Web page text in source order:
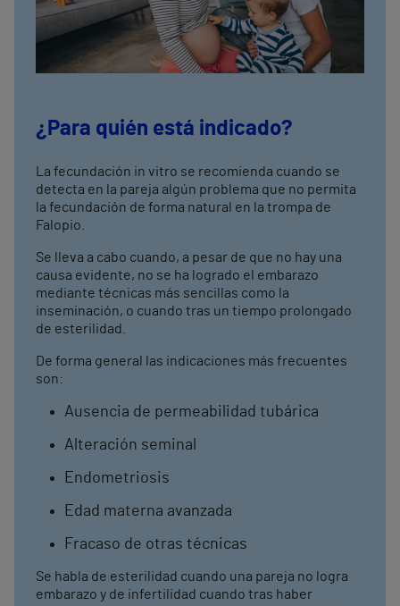
¿Para quién está indicado?
La fecundación in vitro se recomienda cuando se
detecta en la pareja algún problema que no permita
la fecundación de forma natural en la trompa de
Falopio.
Se lleva a cabo cuando, a pesar de que no hay una
causa evidente, no se ha logrado el embarazo
mediante técnicas más sencillas como la
inseminación, o cuando tras un tiempo prolongado
de esterilidad.
De forma general las indicaciones más frecuentes
son:
Ausencia de permeabilidad tubárica
Alteración seminal
Endometriosis
Edad materna avanzada
Fracaso de otras técnicas
Se habla de esterilidad cuando una pareja no logra
embarazo y de infertilidad cuando tras haber